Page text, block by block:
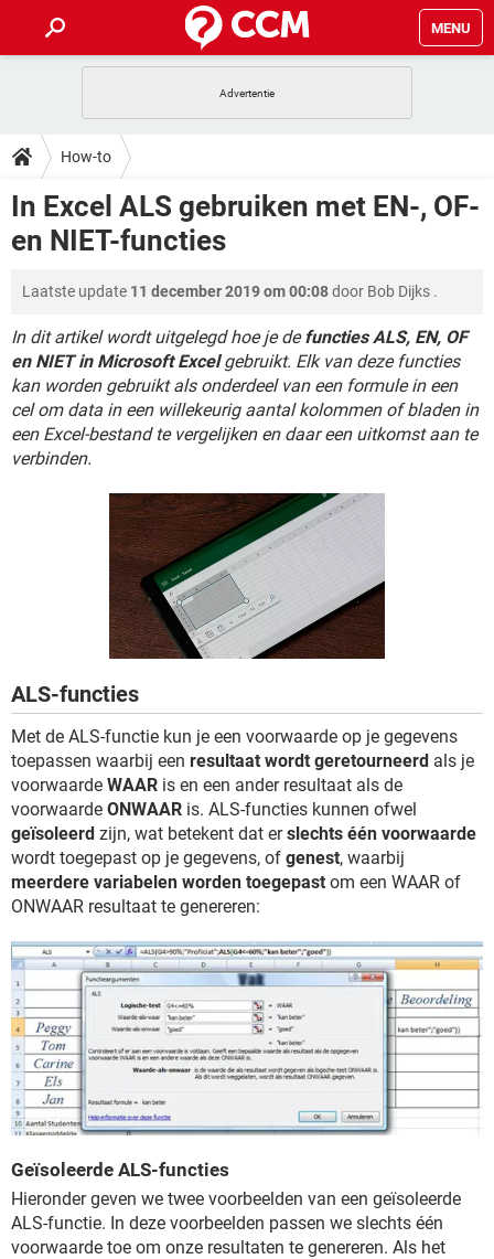
MENU
INSTAGRAM
NETFLIX CORONAVIRUS
GRATIS
HOW-TO
VIDEOBELLEN
INSTAGRAM WINDOWS 10
GRATIS SNAPCHAT
TIKTOK
DOWNLOADS
VIDEOBELLEN
GRATIS SNAPCHAT
TIKTOK
FORUM
VIDEOBELLEN GAMES
INSTAGRAM WINDOWS 10
NETFLIX CORONAVIRUS
GRATIS SNAPCHAT
TIKTOK
VIDEOBELLEN GAMES
INSTAGRAM WINDOWS 10
NETFLIX CORONAVIRUS
GRATIS
How-to
In Excel ALS gebruiken met EN-, OF-
en NIET-functies
Laatste update 11 december 2019 om 00:08door Bob Dijks .
In dit artikel wordt uitgelegd hoe je defuncties ALS, EN, OF
en NIET in Microsoft Excelgebruikt. Elk van deze functies
kan worden gebruikt als onderdeel van een formule in een
cel om data in een willekeurig aantal kolommen of bladen in
een Excel-bestand te vergelijken en daar een uitkomst aan te
verbinden.
ALS-functies
Met de ALS-functie kun je een voorwaarde op je gegevens
toepassen waarbij een resultaat wordt geretourneerd als je
voorwaarde WAAR is en een ander resultaat als de
voorwaarde ONWAAR is. ALS-functies kunnen ofwel
geïsoleerd zijn, wat betekent dat erslechts één voorwaarde
wordt toegepast op je gegevens, of genest, waarbij
meerdere variabelen worden toegepast om een WAAR of
ONWAAR resultaat te genereren:
Geïsoleerde ALS-functies
Hieronder geven we twee voorbeelden van een geïsoleerde
ALS-functie. In deze voorbeelden passen we slechts één
voorwaarde toe om onze resultaten te genereren. Als het